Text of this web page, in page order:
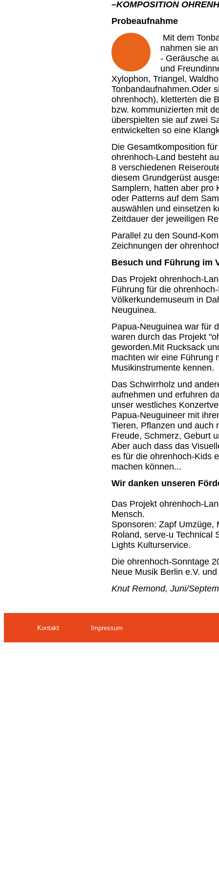
–KOMPOSITION
Probeaufnahme
Mit dem
nahmen sie
- Geräusche
und
Xylophon, Triangel,
Tonbandaufnahmen.Oder
ohrenhoch), kletterten die
bzw. kommunizierten mit
überspielten sie auf zwei
entwickelten so eine
Die Gesamtkomposition
ohrenhoch-Land besteht
8 verschiedenen
diesem Grundgerüst
Samplern, hatten aber pro
oder Patterns auf dem
auswählen und einsetzen
Zeitdauer der jeweiligen
Parallel zu den Sound-
Zeichnungen der
Besuch und Führung im
Das Projekt ohrenhoch-
Führung für die
Völkerkundemuseum in
Neuguinea.
Papua-Neuguinea war für
waren durch das Projekt
geworden.Mit Rucksack
machten wir eine Führung
Musikinstrumente kennen.
Das Schwirrholz und
aufnehmen und erfuhren
unser westliches
Papua-Neuguineer mit
Tieren, Pflanzen und auch
Freude, Schmerz, Geburt
Aber auch dass das
es für die ohrenhoch-Kids
machen können...
Wir danken unseren
Das Projekt ohrenhoch-
Mensch.
Sponsoren: Zapf Umzüge,
Roland, serve-u Technical
Lights Kulturservice.
Die ohrenhoch-Sonntage
Neue Musik Berlin e.V.
Knut Remond, Juni/
Kontakt Impressum